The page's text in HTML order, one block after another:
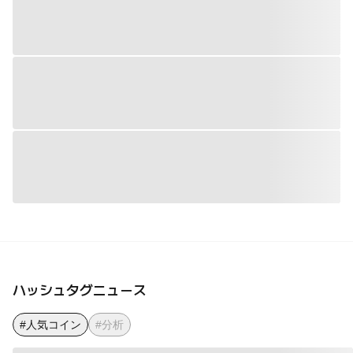
ハッシュタグニュース
#人気コイン #分析